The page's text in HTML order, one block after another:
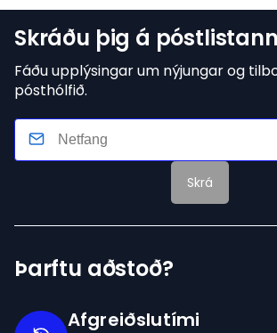
Skráðu þig á
Fáðu upplýsingar um nýjungar og
pósthólfið.
Skrá
Þarftu aðstoð?
Afgreiðslutími